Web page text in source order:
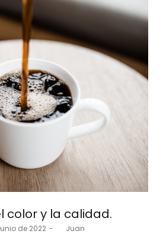
color y la calidad.
de 2022 Juan